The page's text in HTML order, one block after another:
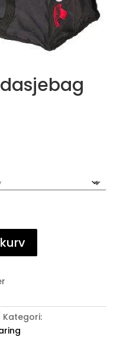
Kategori: